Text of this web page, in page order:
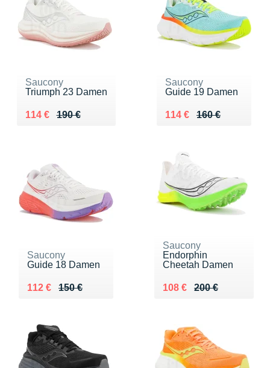
Saucony
Triumph 23 Damen
190 €
Au lieu de 190 €
114 €
Vendu 114 €
Saucony
Guide 19 Damen
160 €
Au lieu de 160 €
114 €
Vendu 114 €
Saucony
Guide 18 Damen
150 €
Au lieu de 150 €
112 €
Vendu 112 €
Saucony
Endorphin
Cheetah Damen
200 €
Au lieu de 200 €
108 €
Vendu 108 €